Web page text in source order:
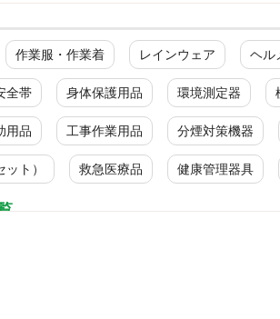
作業服・作業着 レインウェア ヘル
全帯 身体保護用品 環境測定器
用品 工事作業用品 分煙対策機器
ト） 救急医療品 健康管理器具